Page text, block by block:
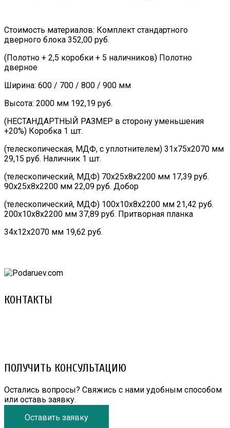
Стоимость материалов: Комплект стандартного
дверного блока 352,00 руб.
(Полотно + 2,5 коробки + 5 наличников) Полотно
дверное
Ширина: 600 / 700 / 800 / 900 мм
Высота: 2000 мм 192,19 руб.
(НЕСТАНДАРТНЫЙ РАЗМЕР в сторону уменьшения
+20%) Коробка 1 шт.
(телескопическая, МДФ, с уплотнителем) 31х75х2070 мм
29,15 руб. Наличник 1 шт.
(телескопический, МДФ) 70х25х8х2200 мм 17,39 руб.
90х25х8х2200 мм 22,09 руб. Добор
(телескопический, МДФ) 100х10х8х2200 мм 21,42 руб.
200х10х8х2200 мм 37,89 руб. Притворная планка
34х12х2070 мм 19,62 руб.
КОНТАКТЫ
ПОЛУЧИТЬ КОНСУЛЬТАЦИЮ
Остались вопросы? Свяжись с нами удобным способом
или оставь заявку.
Оставить заявку